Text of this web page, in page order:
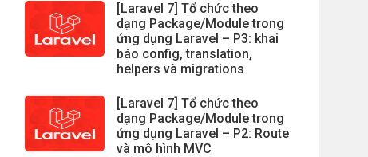
[Laravel 7] Tổ chức theo
dạng Package/Module trong
ứng dụng Laravel – P3: khai
báo config, translation,
helpers và migrations
[Laravel 7] Tổ chức theo
dạng Package/Module trong
ứng dụng Laravel – P2: Route
và mô hình MVC